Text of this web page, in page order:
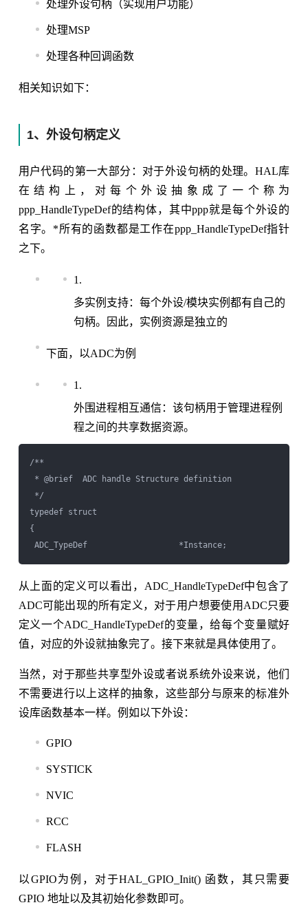
处理外设句柄（实现用户功能）
处理MSP
处理各种回调函数
相关知识如下：
1、外设句柄定义
用户代码的第一大部分：对于外设句柄的处理。HAL库
在结构上，对每个外设抽象成了一个称为
ppp_HandleTypeDef的结构体，其中ppp就是每个外设的
名字。*所有的函数都是工作在ppp_HandleTypeDef指针
之下。
多实例支持：每个外设/模块实例都有自己的
句柄。因此，实例资源是独立的
下面，以ADC为例
外围进程相互通信：该句柄用于管理进程例
程之间的共享数据资源。
/**
* @brief  ADC handle Structure definition
*/
typedef struct
{
ADC_TypeDef                   *Instance;
从上面的定义可以看出，ADC_HandleTypeDef中包含了
ADC可能出现的所有定义，对于用户想要使用ADC只要
定义一个ADC_HandleTypeDef的变量，给每个变量赋好
值，对应的外设就抽象完了。接下来就是具体使用了。
当然，对于那些共享型外设或者说系统外设来说，他们
不需要进行以上这样的抽象，这些部分与原来的标准外
设库函数基本一样。例如以下外设：
GPIO
SYSTICK
NVIC
RCC
FLASH
以GPIO为例，对于HAL_GPIO_Init() 函数，其只需要
GPIO 地址以及其初始化参数即可。